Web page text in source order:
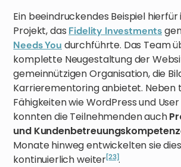
Ein beeindruckendes Beispiel
Projekt, das Fidelity Investments
Needs You durchführte. Das Team
komplette Neugestaltung der
gemeinnützigen Organisation, die
Karrierementoring anbietet. Neben
Fähigkeiten wie WordPress und
konnten die Teilnehmenden auch
und
Monate hinweg entwickelten sie
kontinuierlich weiter[23].